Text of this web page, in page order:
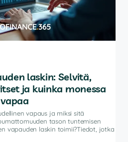
laskin: Selvitä,
ja kuinka monessa
vapaus ja miksi sitä
tason tuntemisen
vapauden laskin toimii?Tiedot, jotka